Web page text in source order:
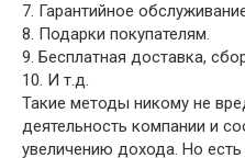
7. Гарантийное
8. Подарки покупателям.
9. Бесплатная доставка,
10. И т.д.
Такие методы никому не
деятельность компании и
увеличению дохода. Но есть